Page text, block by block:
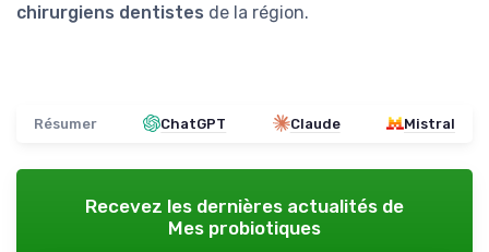
chirurgiens dentistes de la région.
Résumer ChatGPT Claude Mistral
Recevez les dernières actualités de
Mes probiotiques